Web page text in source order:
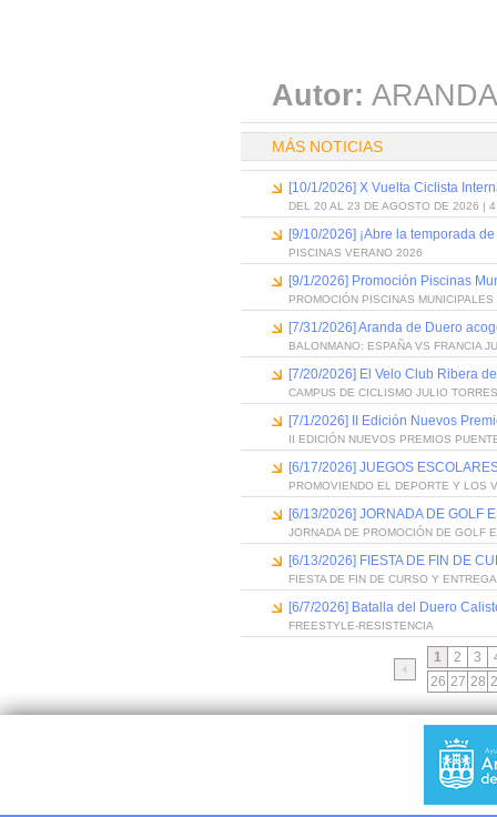
Autor:
MÁS NOTICIAS
[10/1/2026] X Vuelta Ciclista
DEL 20 AL 23 DE AGOSTO DE 2026 | 4
[9/10/2026] ¡Abre la temporada
PISCINAS VERANO 2026
[9/1/2026] Promoción Piscinas
PROMOCIÓN PISCINAS
[7/31/2026] Aranda de Duero
BALONMANO: ESPAÑA VS FRANCIA
[7/20/2026] El Velo Club Ribera
CAMPUS DE CICLISMO JULIO
[7/1/2026] II Edición Nuevos
II EDICIÓN NUEVOS PREMIOS
[6/17/2026] JUEGOS
PROMOVIENDO EL DEPORTE Y LOS
[6/13/2026] JORNADA DE GOLF
JORNADA DE PROMOCIÓN DE GOLF
[6/13/2026] FIESTA DE FIN DE
FIESTA DE FIN DE CURSO Y
[6/7/2026] Batalla del Duero
FREESTYLE-RESISTENCIA
1 2 3
26 27 28